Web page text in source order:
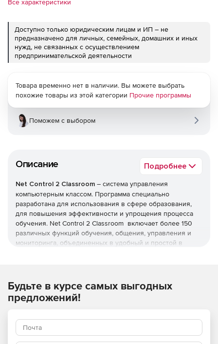
Все характеристики
Доступно только юридическим лицам и ИП – не
предназначено для личных, семейных, домашних и иных
нужд, не связанных с осуществлением
предпринимательской деятельности
Описание Подробнее
Net Control 2 Classroom – система управления
компьютерным классом. Программа специально
разработана для использования в сфере образования,
для повышения эффективности и упрощения процесса
обучения. Net Control 2 Classroom включает более 150
различных функций обучения, общения, управления и
мониторинга, объединенных в удобный и простой в
подключается к ограниченному количеству компьютеров
преподавателей (до 10). Преподаватели могут работать с
или домена Windows. Доступен для Windows и OS X.
Основные возможности Net Control 2 Classroom:
Товара временно нет в наличии. Вы можете выбрать
похожие товары из этой категории Прочие программы
Поможем с выбором
Будьте в курсе самых выгодных
предложений!